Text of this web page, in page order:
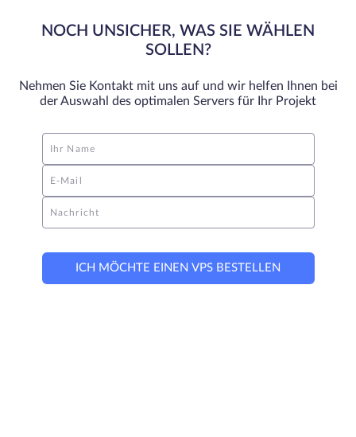
NOCH UNSICHER, WAS SIE WÄHLEN
SOLLEN?
Nehmen Sie Kontakt mit uns auf und wir helfen Ihnen bei
der Auswahl des optimalen Servers für Ihr Projekt
Ihr Name
E-Mail
Nachricht
ICH MÖCHTE EINEN VPS BESTELLEN